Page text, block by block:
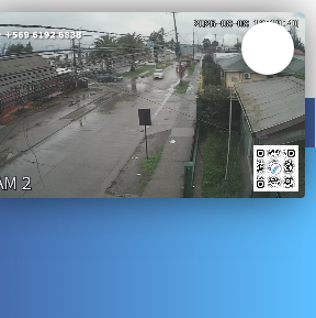
LOCAL DEPORTES